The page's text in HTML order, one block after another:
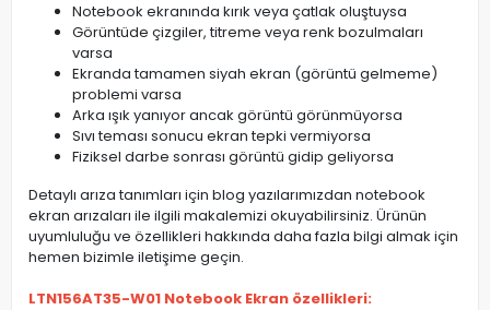
Notebook ekranında kırık veya çatlak oluştuysa
Görüntüde çizgiler, titreme veya renk bozulmaları
varsa
Ekranda tamamen siyah ekran (görüntü gelmeme)
problemi varsa
Arka ışık yanıyor ancak görüntü görünmüyorsa
Sıvı teması sonucu ekran tepki vermiyorsa
Fiziksel darbe sonrası görüntü gidip geliyorsa
Detaylı arıza tanımları için blog yazılarımızdan notebook
ekran arızaları ile ilgili makalemizi okuyabilirsiniz. Ürünün
uyumluluğu ve özellikleri hakkında daha fazla bilgi almak için
hemen bizimle iletişime geçin.
LTN156AT35-W01 Notebook Ekran özellikleri: